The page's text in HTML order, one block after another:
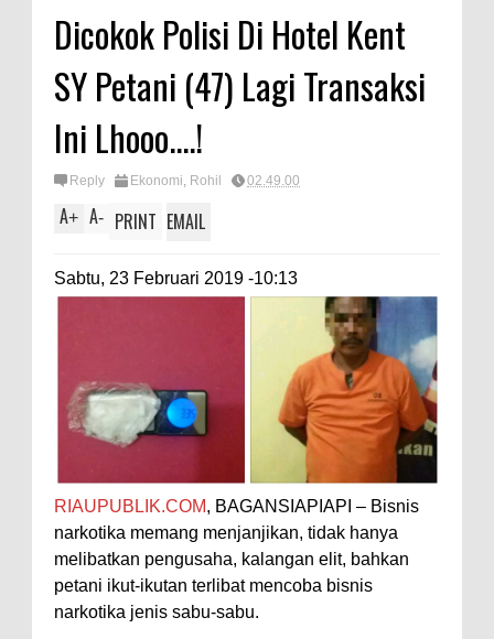
Dicokok Polisi Di Hotel Kent
SY Petani (47) Lagi Transaksi
Ini Lhooo....!
Reply Ekonomi, Rohil 02.49.00
A+ A- PRINT EMAIL
Sabtu, 23 Februari 2019 -10:13
RIAUPUBLIK.COM, BAGANSIAPIAPI – Bisnis
narkotika memang menjanjikan, tidak hanya
melibatkan pengusaha, kalangan elit, bahkan
petani ikut-ikutan terlibat mencoba bisnis
narkotika jenis sabu-sabu.